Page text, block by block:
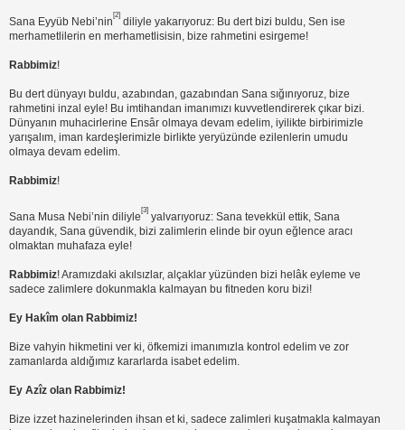
Sana Eyyüb Nebi’nin
[2]
diliyle yakarıyoruz: Bu dert bizi buldu, Sen ise
merhametlilerin en merhametlisisin, bize rahmetini esirgeme!
Rabbimiz!
Bu dert dünyayı buldu, azabından, gazabından Sana sığınıyoruz, bize
rahmetini inzal eyle! Bu imtihandan imanımızı kuvvetlendirerek çıkar bizi.
Dünyanın muhacirlerine Ensâr olmaya devam edelim, iyilikte birbirimizle
yarışalım, iman kardeşlerimizle birlikte yeryüzünde ezilenlerin umudu
olmaya devam edelim.
Rabbimiz!
Sana Musa Nebi’nin diliyle
[3]
yalvarıyoruz: Sana tevekkül ettik, Sana
dayandık, Sana güvendik, bizi zalimlerin elinde bir oyun eğlence aracı
olmaktan muhafaza eyle!
Rabbimiz! Aramızdaki akılsızlar, alçaklar yüzünden bizi helâk eyleme ve
sadece zalimlere dokunmakla kalmayan bu fitneden koru bizi!
Ey Hakîm olan Rabbimiz!
Bize vahyin hikmetini ver ki, öfkemizi imanımızla kontrol edelim ve zor
zamanlarda aldığımız kararlarda isabet edelim.
Ey Azîz olan Rabbimiz!
Bize izzet hazinelerinden ihsan et ki, sadece zalimleri kuşatmakla kalmayan